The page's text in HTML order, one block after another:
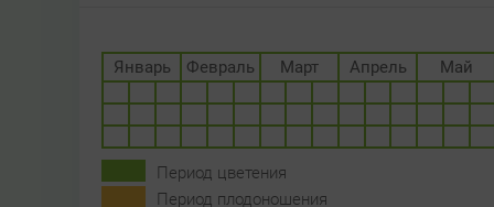
Январь Февраль Март Апрель Май
Период цветения
Период плодоношения